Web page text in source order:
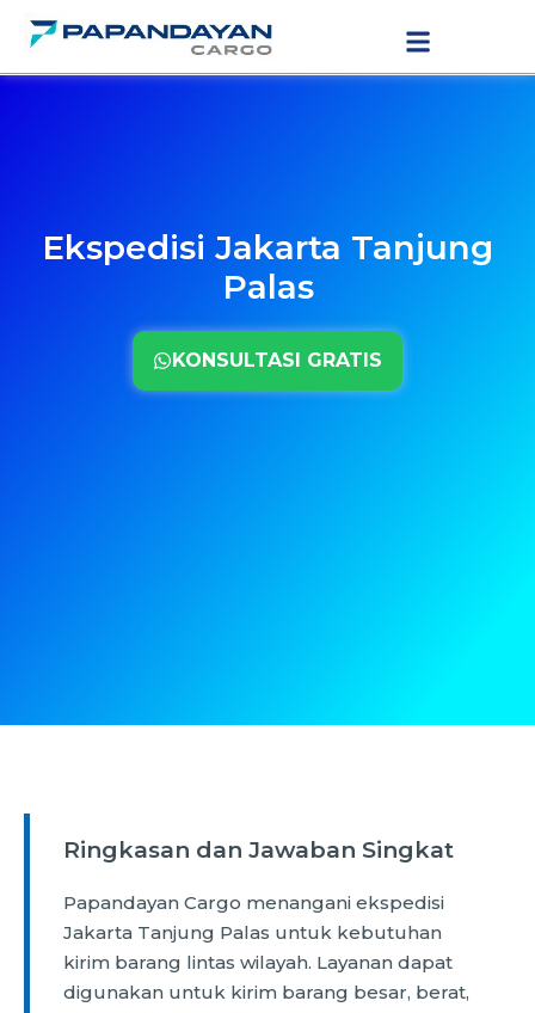
Lewati
konten
Ekspedisi Jakarta Tanjung
Palas
KONSULTASI GRATIS
Ringkasan dan Jawaban Singkat
Papandayan Cargo menangani ekspedisi
Jakarta Tanjung Palas untuk kebutuhan
kirim barang lintas wilayah. Layanan dapat
digunakan untuk kirim barang besar, berat,